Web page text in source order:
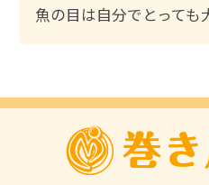
魚の目は自分でとっても